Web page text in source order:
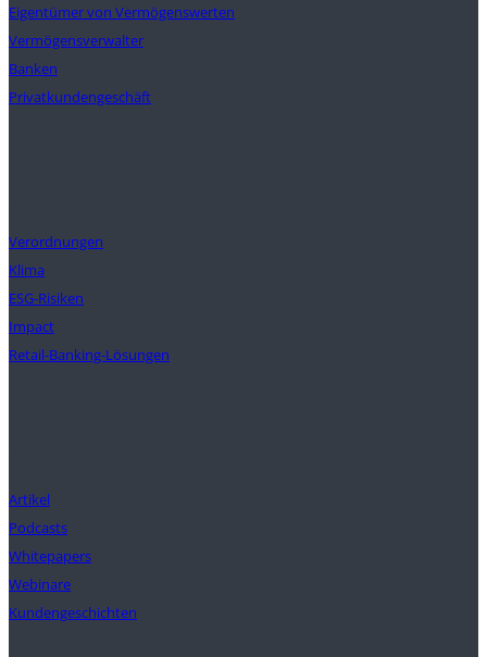
Eigentümer von Vermögenswerten
Vermögensverwalter
Banken
Privatkundengeschäft
Verordnungen
Klima
ESG-Risiken
Impact
Retail-Banking-Lösungen
Artikel
Podcasts
Whitepapers
Webinare
Kundengeschichten